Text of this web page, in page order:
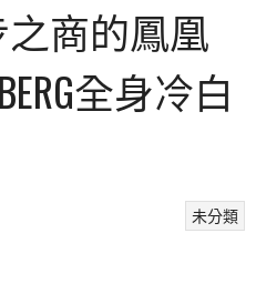
商的鳳凰
全身冷白
未分類